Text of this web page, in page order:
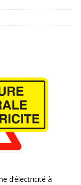
d’électricité à